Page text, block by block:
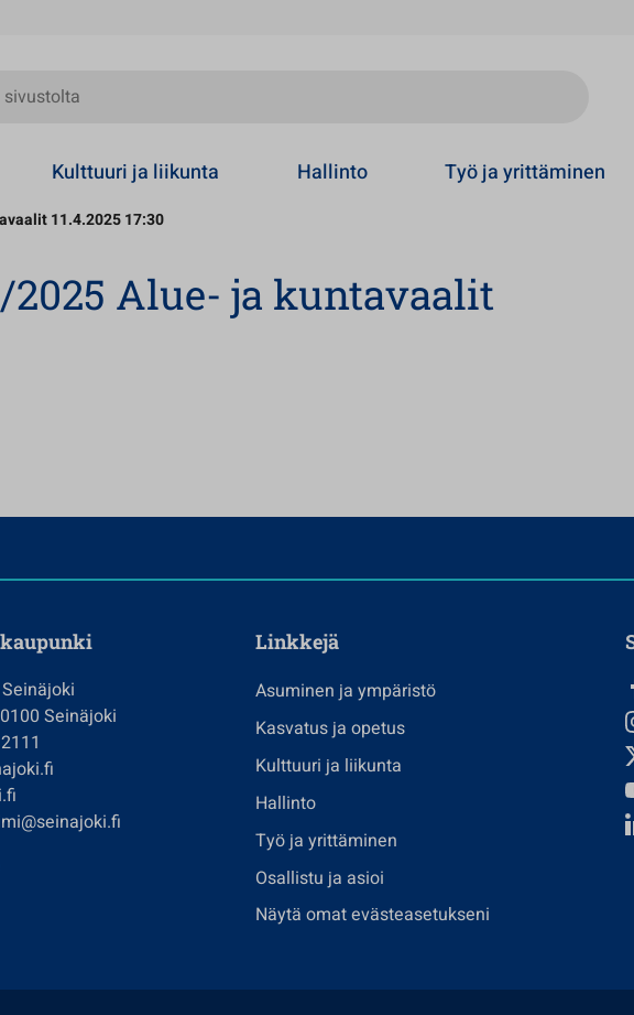
Kulttuuri ja liikunta Hallinto Työ ja yrittäminen
11.4.2025 17:30
Alue- ja kuntavaalit
Seinäjoki
Linkkejä
Asuminen ja ympäristö
Kasvatus ja opetus
Kulttuuri ja liikunta
Hallinto
Työ ja yrittäminen
Osallistu ja asioi
Näytä omat evästeasetukseni